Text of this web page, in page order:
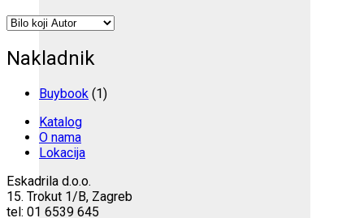
Nakladnik
Buybook (1)
Katalog
O nama
Lokacija
Eskadrila d.o.o.
15. Trokut 1/B, Zagreb
tel: 01 6539 645